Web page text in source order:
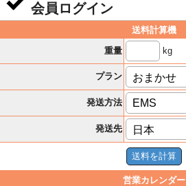
会員ログイン
送料計算機
重量
kg
プラン
発送方法
発送先
営業カレンダー